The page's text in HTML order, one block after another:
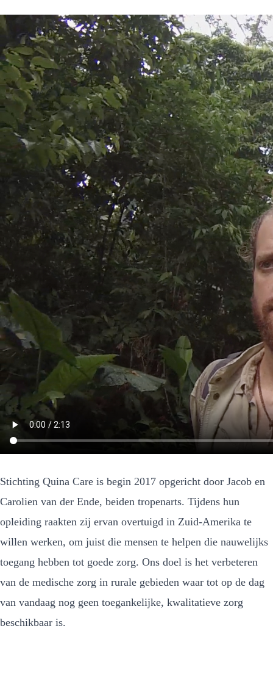
Stichting Quina Care is begin 2017 opgericht door Jacob en
Carolien van der Ende, beiden tropenarts. Tijdens hun
opleiding raakten zij ervan overtuigd in Zuid-Amerika te
willen werken, om juist die mensen te helpen die nauwelijks
toegang hebben tot goede zorg. Ons doel is het verbeteren
van de medische zorg in rurale gebieden waar tot op de dag
van vandaag nog geen toegankelijke, kwalitatieve zorg
beschikbaar is.